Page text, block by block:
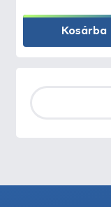
Kosárba